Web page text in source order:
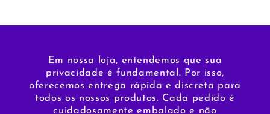
Em nossa loja, entendemos que sua
privacidade é fundamental. Por isso,
oferecemos entrega rápida e discreta para
todos os nossos produtos. Cada pedido é
cuidadosamente embalado e não